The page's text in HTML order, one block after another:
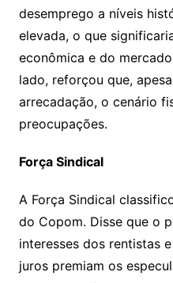
desemprego a níveis
elevada, o que
econômica e do
lado, reforçou que,
arrecadação, o cenário
preocupações.
Força Sindical
A Força Sindical
do Copom. Disse que o
interesses dos rentistas
juros premiam os